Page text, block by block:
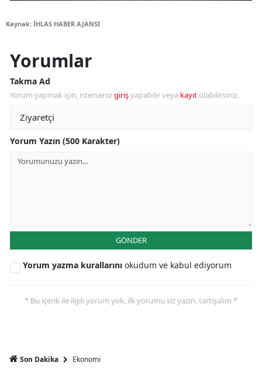
Kaynak: İHLAS HABER AJANSI
Yorumlar
Takma Ad
Yorum yapmak için, istersenizgirişyapabilir veya kayıt olabilirsiniz.
Yorum Yazın (500 Karakter)
GÖNDER
Yorum yazma kurallarını okudum ve kabul ediyorum
* Bu içerik ile ilgili yorum yok, ilk yorumu siz yazın, tartışalım *
Son Dakika Ekonomi